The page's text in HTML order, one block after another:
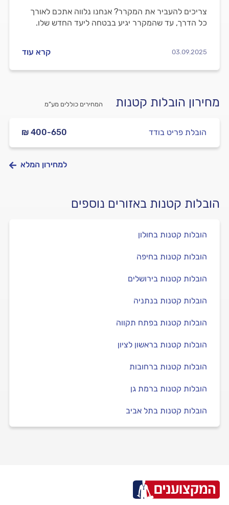
צריכים להעביר את המקרר? אנחנו נלווה אתכם לאורך
כל הדרך, עד שהמקרר יגיע בבטחה ליעד החדש שלו.
03.09.2025 קרא עוד
מחירון הובלות קטנות המחירים כוללים מע”מ
₪ 400-650 הובלת פריט בודד
למחירון המלא
הובלות קטנות באזורים נוספים
הובלות קטנות בחולון
הובלות קטנות בחיפה
הובלות קטנות בירושלים
הובלות קטנות בנתניה
הובלות קטנות בפתח תקווה
הובלות קטנות בראשון לציון
הובלות קטנות ברחובות
הובלות קטנות ברמת גן
הובלות קטנות בתל אביב